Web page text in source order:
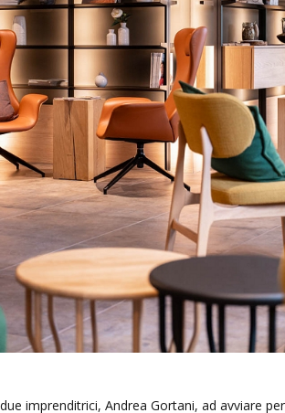
imprenditrici, Andrea Gortani, ad avviare per